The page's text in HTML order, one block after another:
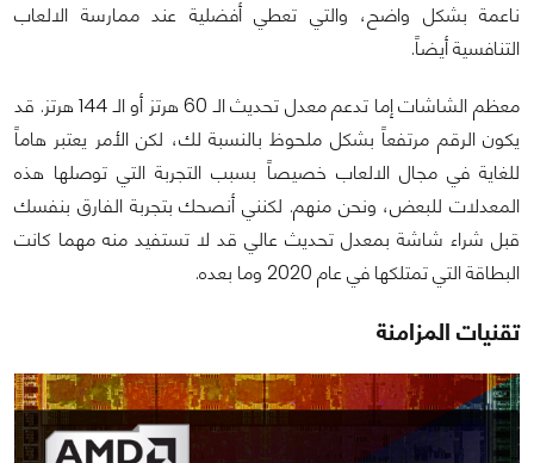
ناعمة بشكل واضح، والتي تعطي أفضلية عند ممارسة الالعاب
التنافسية أيضاً.
معظم الشاشات إما تدعم معدل تحديث الـ 60 هرتز أو الـ 144 هرتز. قد
يكون الرقم مرتفعاً بشكل ملحوظ بالنسبة لك، لكن الأمر يعتبر هاماً
للغاية في مجال الالعاب خصيصاً بسبب التجربة التي توصلها هذه
المعدلات للبعض، ونحن منهم. لكنني أنصحك بتجربة الفارق بنفسك
قبل شراء شاشة بمعدل تحديث عالي قد لا تستفيد منه مهما كانت
البطاقة التي تمتلكها في عام 2020 وما بعده.
تقنيات المزامنة